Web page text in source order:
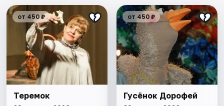
от 450 ₽
Теремок
от 450 ₽
Гусёнок Дорофей